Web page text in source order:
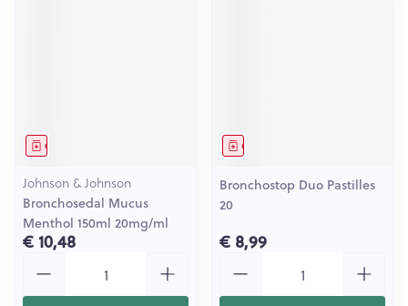
Geneesmiddel
Johnson & Johnson
Bronchosedal Mucus
Menthol 150ml 20mg/ml
€ 10,48
Geneesmiddel
Bronchostop Duo Pastilles
20
€ 8,99